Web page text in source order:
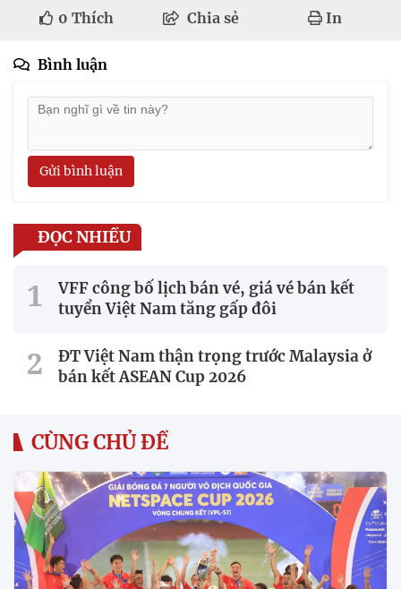
0 Thích Chia sẻ In
Bình luận
Gửi bình luận
ĐỌC NHIỀU
VFF công bố lịch bán vé, giá vé bán kết
tuyển Việt Nam tăng gấp đôi
ĐT Việt Nam thận trọng trước Malaysia ở
bán kết ASEAN Cup 2026
CÙNG CHỦ ĐỀ